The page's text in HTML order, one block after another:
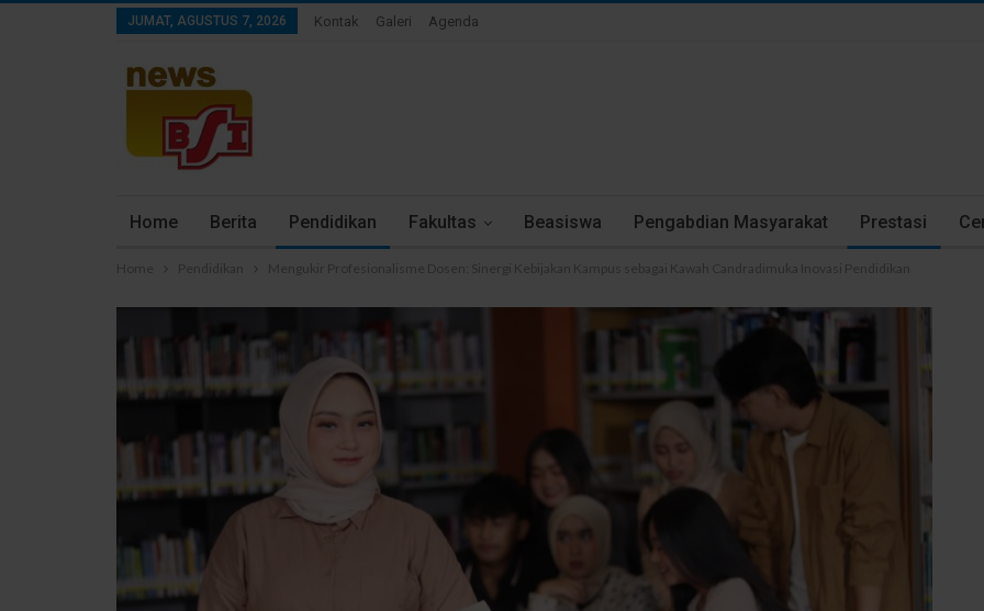
JUMAT, AGUSTUS 7, 2026 Kontak Galeri Agenda
Home Berita Pendidikan Fakultas Beasiswa Pengabdian Masyarakat Prestasi
Home Pendidikan Mengukir Profesionalisme Dosen: Sinergi Kebijakan Kampus sebagai Kawah Candradimuka Inovasi Pendidikan